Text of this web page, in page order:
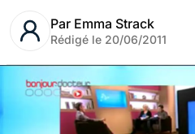
Par Emma Strack
Rédigé le 20/06/2011